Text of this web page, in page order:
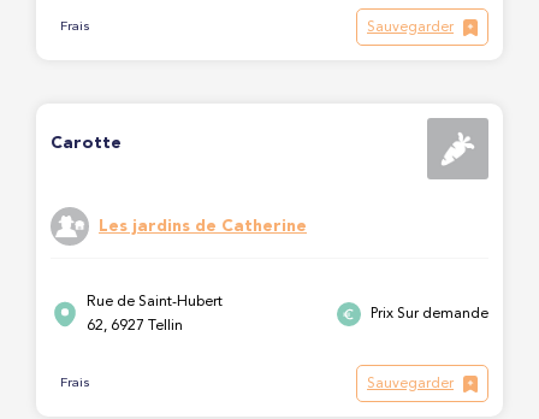
Frais Sauvegarder
Carotte
Les jardins de Catherine
Rue de Saint-Hubert
62, 6927 Tellin
Prix Sur demande
Frais Sauvegarder